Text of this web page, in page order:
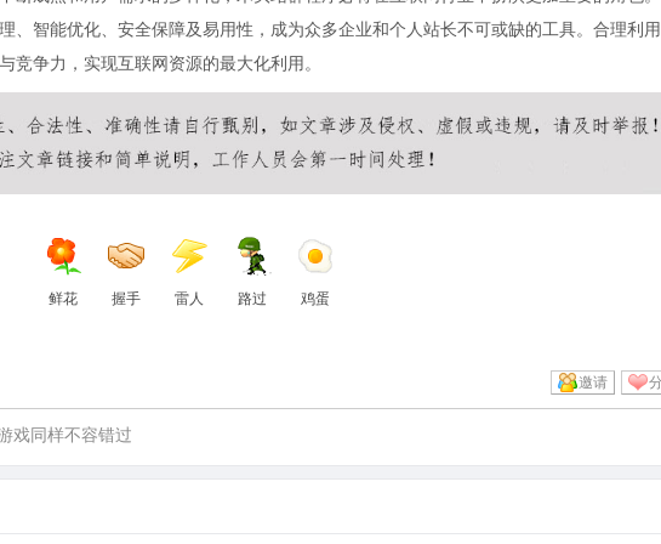
、智能优化、安全保障及易用性，成为众多企业和个人站长不可或缺的工具。合理利
竞争力，实现互联网资源的最大化利用。
鲜花 握手 雷人 路过 鸡蛋
邀请
戏同样不容错过